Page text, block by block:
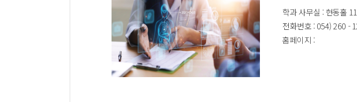
학과 사무실 : 현동홀
전화번호 : 054) 260 -
홈페이지 :